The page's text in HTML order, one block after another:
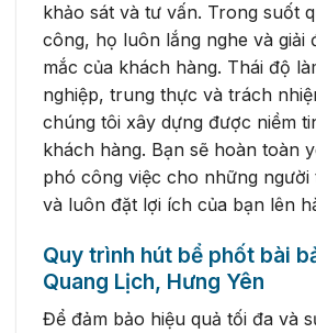
khảo sát và tư vấn. Trong suốt
công, họ luôn lắng nghe và giải
mắc của khách hàng. Thái độ
nghiệp, trung thực và trách
chúng tôi xây dựng được niềm
khách hàng. Bạn sẽ hoàn toàn
phó công việc cho những người
và luôn đặt lợi ích của bạn lên
Quy trình hút bể phốt bài
Quang Lịch, Hưng Yên
Để đảm bảo hiệu quả tối đa và